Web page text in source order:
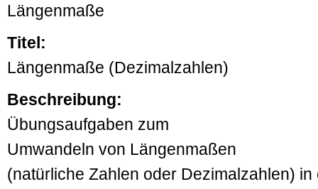
Längenmaße
Titel:
Längenmaße (Dezimalzahlen)
Beschreibung:
Übungsaufgaben zum
Umwandeln von Längenmaßen
(natürliche Zahlen oder Dezimalzahlen)